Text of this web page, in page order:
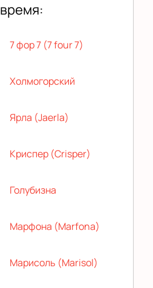
время:
7 фор 7 (7 four 7)
Холмогорский
Ярла (Jaerla)
Криспер (Crisper)
Голубизна
Марфона (Marfona)
Марисоль (Marisol)